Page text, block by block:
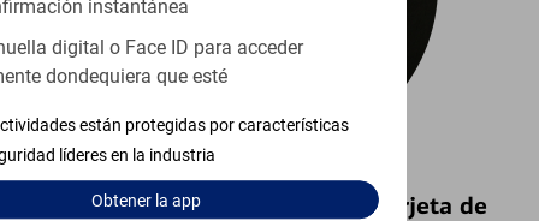
instantánea
digital o Face ID para acceder
dondequiera que esté
están protegidas por características
líderes en la industria
Obtenerla app
Bloquear y Desbloquear una Tarjeta de